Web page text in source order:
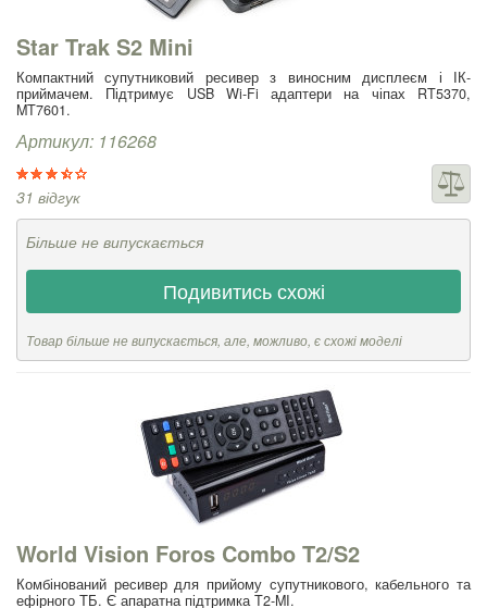
Star Trak S2 Mini
Компактний супутниковий ресивер з виносним дисплеєм і ІК-
приймачем. Підтримує USB Wi-Fi адаптери на чіпах RT5370,
MT7601.
Артикул: 116268
31 відгук
Більше не випускається
Подивитись схожі
Товар більше не випускається, але, можливо, є схожі моделі
World Vision Foros Combo T2/S2
Комбінований ресивер для прийому супутникового, кабельного та
ефірного ТБ. Є апаратна підтримка T2-MI.